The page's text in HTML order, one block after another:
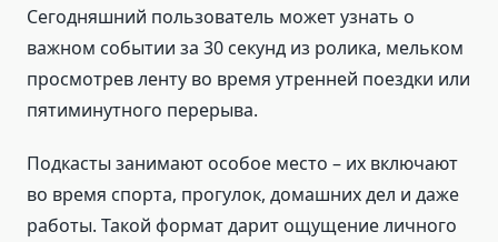
Сегодняшний пользователь может узнать о
важном событии за 30 секунд из ролика, мельком
просмотрев ленту во время утренней поездки или
пятиминутного перерыва.
Подкасты занимают особое место – их включают
во время спорта, прогулок, домашних дел и даже
работы. Такой формат дарит ощущение личного